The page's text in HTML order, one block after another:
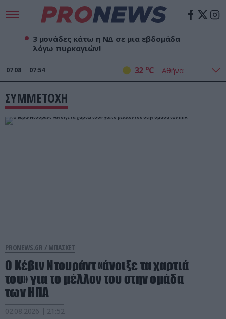
3 μονάδες κάτω η ΝΔ σε μια εβδομάδα
λόγω πυρκαγιών!
07 08 07:54 32 oC
ΣΥΜΜΕΤΟΧΗ
PRONEWS.GR / ΜΠΑΣΚΕΤ
Ο Κέβιν Ντουράντ «άνοιξε τα χαρτιά
του» για το μέλλον του στην ομάδα
των ΗΠΑ
02.08.2026 | 21:52